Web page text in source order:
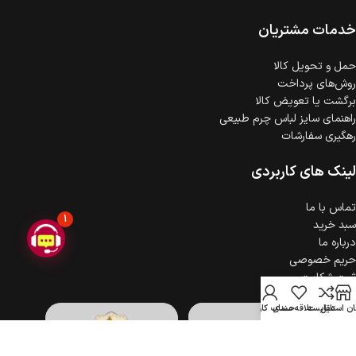
گارانتی معتبر برای تمامی محصولات ارائه می‌شود.خدمات مشتریان
حمل‌ و تحویل کالا
روش‌های پرداخت
برگشت یا تعویض کالا
راهنمای سایز لباس چرم طبیعی
رهگیری سفارشات
لینک های کاربردی
تماس با ما
سبد خرید
درباره ما
حریم خصوصی
ثبت شکایت
استایلمقایسهعلاقه مندی
حساب کاربری
1